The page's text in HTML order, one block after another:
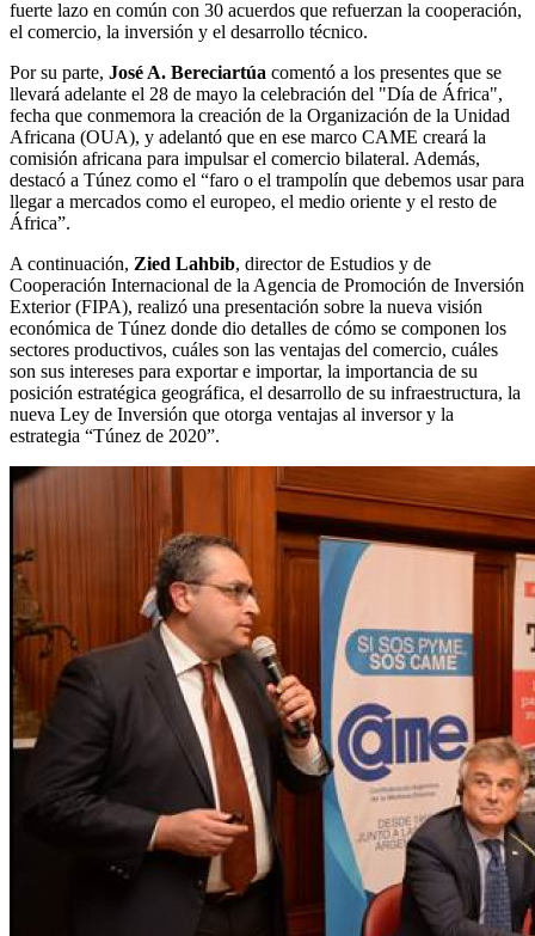
fuerte lazo en común con 30 acuerdos que refuerzan la cooperación,
el comercio, la inversión y el desarrollo técnico.
Por su parte, José A. Bereciartúa comentó a los presentes que se
llevará adelante el 28 de mayo la celebración del "Día de África",
fecha que conmemora la creación de la Organización de la Unidad
Africana (OUA), y adelantó que en ese marco CAME creará la
comisión africana para impulsar el comercio bilateral. Además,
destacó a Túnez como el “faro o el trampolín que debemos usar para
llegar a mercados como el europeo, el medio oriente y el resto de
África”.
A continuación, Zied Lahbib, director de Estudios y de
Cooperación Internacional de la Agencia de Promoción de Inversión
Exterior (FIPA), realizó una presentación sobre la nueva visión
económica de Túnez donde dio detalles de cómo se componen los
sectores productivos, cuáles son las ventajas del comercio, cuáles
son sus intereses para exportar e importar, la importancia de su
posición estratégica geográfica, el desarrollo de su infraestructura, la
nueva Ley de Inversión que otorga ventajas al inversor y la
estrategia “Túnez de 2020”.